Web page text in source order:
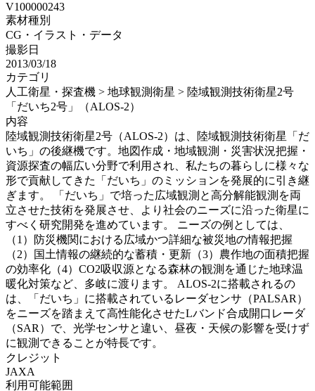
V100000243
素材種別
CG・イラスト・データ
撮影日
2013/03/18
カテゴリ
人工衛星・探査機 > 地球観測衛星 > 陸域観測技術衛星2号
「だいち2号」（ALOS-2）
内容
陸域観測技術衛星2号（ALOS-2）は、陸域観測技術衛星「だ
いち」の後継機です。地図作成・地域観測・災害状況把握・
資源探査の幅広い分野で利用され、私たちの暮らしに様々な
形で貢献してきた「だいち」のミッションを発展的に引き継
ぎます。 「だいち」で培った広域観測と高分解能観測を両
立させた技術を発展させ、より社会のニーズに沿った衛星に
すべく研究開発を進めています。 ニーズの例としては、
（1）防災機関における広域かつ詳細な被災地の情報把握
（2）国土情報の継続的な蓄積・更新（3）農作地の面積把握
の効率化（4）CO2吸収源となる森林の観測を通じた地球温
暖化対策など、多岐に渡ります。 ALOS-2に搭載されるの
は、「だいち」に搭載されているレーダセンサ（PALSAR）
をニーズを踏まえて高性能化させたLバンド合成開口レーダ
（SAR）で、光学センサと違い、昼夜・天候の影響を受けず
に観測できることが特長です。
クレジット
JAXA
利用可能範囲